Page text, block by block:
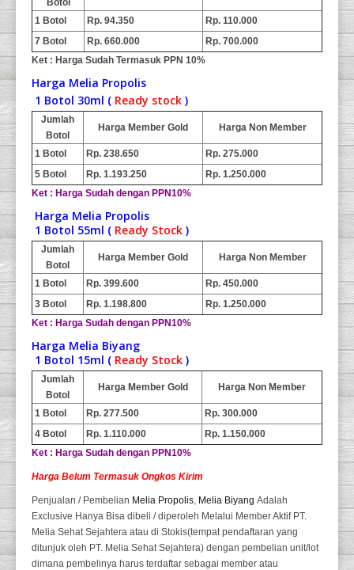
Botol
1 Botol Rp. 94.350
Rp. 110.000
7 Botol
Rp. 660.000
Rp. 700.000
Ket : Harga Sudah Termasuk PPN 10%
Harga Melia Propolis
1 Botol 30ml ( Ready stock )
Jumlah
Botol
Harga Member Gold Harga Non Member
1 Botol Rp. 238.650
Rp. 275.000
5 Botol
Rp. 1.193.250
Rp. 1.250.000
Ket : Harga Sudah dengan PPN10%
Harga Melia Propolis
1 Botol 55ml ( Ready Stock )
Jumlah
Botol
Harga Member Gold Harga Non Member
1 Botol Rp. 399.600
Rp. 450.000
3 Botol
Rp. 1.198.800
Rp. 1.250.000
Ket : Harga Sudah dengan PPN10%
Harga Melia Biyang
1 Botol 15ml ( Ready Stock )
Jumlah
Botol
Harga Member Gold Harga Non Member
1 Botol Rp. 277.500
Rp. 300.000
4 Botol
Rp. 1.110.000
Rp. 1.150.000
Ket : Harga Sudah dengan PPN10%
Harga Belum Termasuk Ongkos Kirim
Penjualan / Pembelian Melia Propolis, Melia Biyang Adalah
Exclusive Hanya Bisa dibeli / diperoleh Melalui Member Aktif PT.
Melia Sehat Sejahtera atau di Stokis(tempat pendaftaran yang
ditunjuk oleh PT. Melia Sehat Sejahtera) dengan pembelian unit/lot
dimana pembelinya harus terdaftar sebagai member atau